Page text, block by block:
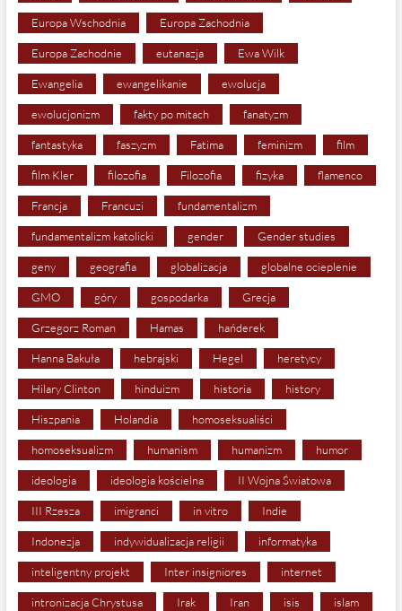
Europa Wschodnia Europa Zachodnia
Europa Zachodnie eutanazja Ewa Wilk
Ewangelia ewangelikanie ewolucja
ewolucjonizm fakty po mitach fanatyzm
fantastyka faszyzm Fatima feminizm film
film Kler filozofia Filozofia fizyka flamenco
Francja Francuzi fundamentalizm
fundamentalizm katolicki gender Gender studies
geny geografia globalizacja globalne ocieplenie
GMO góry gospodarka Grecja
Grzegorz Roman Hamas hańderek
Hanna Bakuła hebrajski Hegel heretycy
Hilary Clinton hinduizm historia history
Hiszpania Holandia homoseksualiści
homoseksualizm humanism humanizm humor
ideologia ideologia kościelna II Wojna Światowa
III Rzesza imigranci in vitro Indie
Indonezja indywidualizacja religii informatyka
inteligentny projekt Inter insigniores internet
intronizacja Chrystusa Irak Iran isis islam